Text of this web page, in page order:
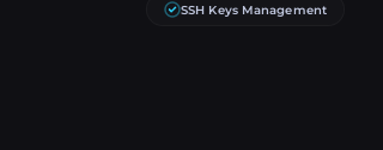
SSH Keys Management